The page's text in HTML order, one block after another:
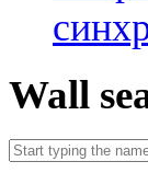
Wall